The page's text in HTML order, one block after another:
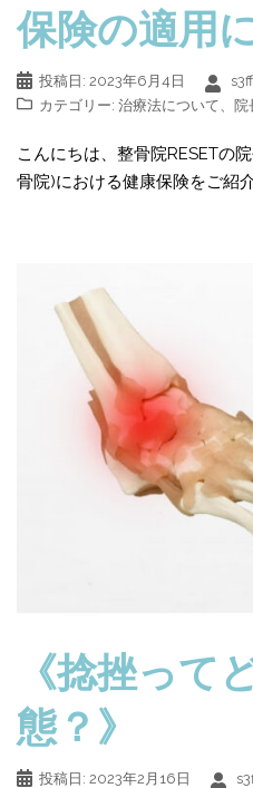
保険の適用
投稿日: 2023年6月4日
カテゴリー: 治療法について、 院
こんにちは、整骨院RESETの
骨院)における健康保険をご
《捻挫って
態？》
投稿日: 2023年2月16日